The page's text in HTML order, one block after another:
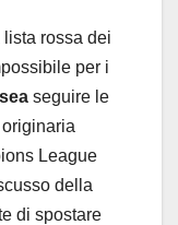
lista rossa dei
per i
seguire le
League
della
di spostare